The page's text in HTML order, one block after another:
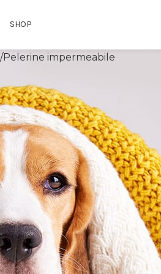
SHOP
Pelerine impermeabile